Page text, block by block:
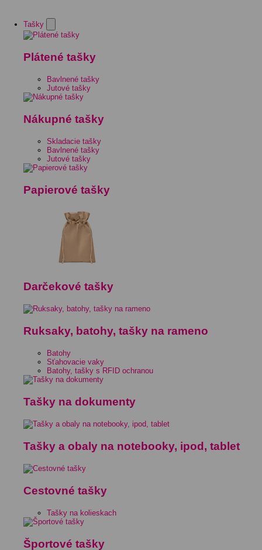
Tašky
Plátené tašky
Bavlnené tašky
Jutové tašky
Nákupné tašky
Skladacie tašky
Bavlnené tašky
Jutové tašky
Papierové tašky
Darčekové tašky
Ruksaky, batohy, tašky na rameno
Batohy
Sťahovacie vaky
Batohy, tašky s RFID ochranou
Tašky na dokumenty
Tašky a obaly na notebooky, ipod, tablet
Cestovné tašky
Tašky na kolieskach
Športové tašky